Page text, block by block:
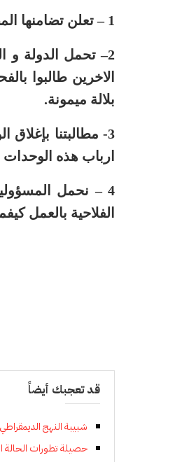
1
–تعلن تضامنها
2
–تحمل الدولة و
الاخرين طالبوا
بلالة ميمونة.
3- مطالبتنا
ارباب هذه الوحدات
4
–
الفلاحية بالعمل
قد تعجبك أيضاً
شبيبة النهج
حصيلة تطورات الحالة الوبائية